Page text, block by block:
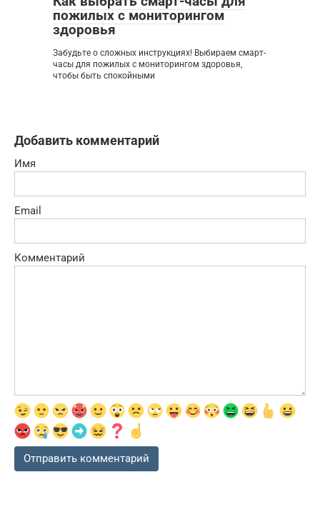
пожилых с мониторингом
здоровья
Забудьте о сложных инструкциях! Выбираем смарт-
часы для пожилых с мониторингом здоровья,
чтобы быть спокойными
Добавить комментарий
Имя
Email
Комментарий